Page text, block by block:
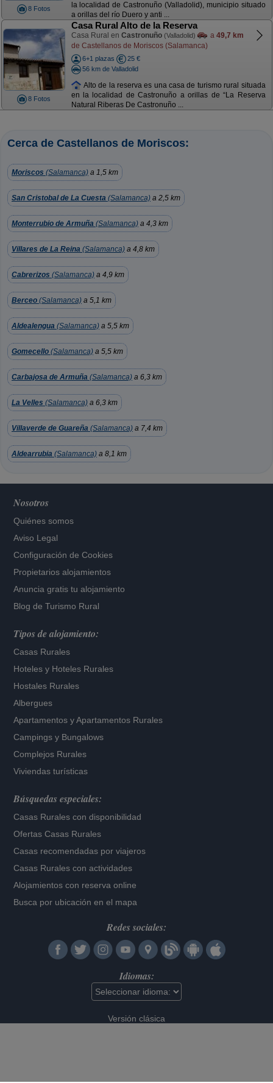
8 Fotos
la localidad de Castronuño (Valladolid), municipio situado
a orillas del río Duero y anti ...
8 Fotos
Casa Rural Alto de la Reserva
Casa Rural en Castronuño (Valladolid) a 49,7 km
de Castellanos de Moriscos (Salamanca)
6+1 plazas
25 €
56 km de Valladolid
Alto de la reserva es una casa de turismo rural situada
en la localidad de Castronuño a orillas de “La Reserva
Natural Riberas De Castronuño ...
Cerca de Castellanos de Moriscos:
Moriscos (Salamanca) a 1,5 km
San Cristobal de La Cuesta (Salamanca) a 2,5 km
Monterrubio de Armuña (Salamanca) a 4,3 km
Villares de La Reina (Salamanca) a 4,8 km
Cabrerizos (Salamanca) a 4,9 km
Berceo (Salamanca) a 5,1 km
Aldealengua (Salamanca) a 5,5 km
Gomecello (Salamanca) a 5,5 km
Carbajosa de Armuña (Salamanca) a 6,3 km
La Velles (Salamanca) a 6,3 km
Villaverde de Guareña (Salamanca) a 7,4 km
Aldearrubia (Salamanca) a 8,1 km
Nosotros
Quiénes somos
Aviso Legal
Configuración de Cookies
Propietarios alojamientos
Anuncia gratis tu alojamiento
Blog de Turismo Rural
Tipos de alojamiento:
Casas Rurales
Hoteles y Hoteles Rurales
Hostales Rurales
Albergues
Apartamentos yApartamentos Rurales
Campings y Bungalows
Complejos Rurales
Viviendas turísticas
Búsquedas especiales:
Casas Rurales con disponibilidad
Ofertas Casas Rurales
Casas recomendadas por viajeros
Casas Rurales con actividades
Alojamientos con reserva online
Busca por ubicación en el mapa
Redes sociales:
Idiomas:
Versión clásica